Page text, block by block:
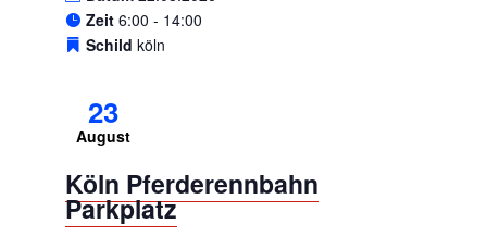
Zeit 6:00 - 14:00
Schild köln
23
August
Köln Pferderennbahn
Parkplatz